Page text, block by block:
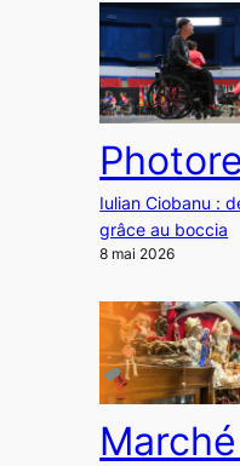
Iulian Ciobanu :
grâce au boccia
8 mai 2026